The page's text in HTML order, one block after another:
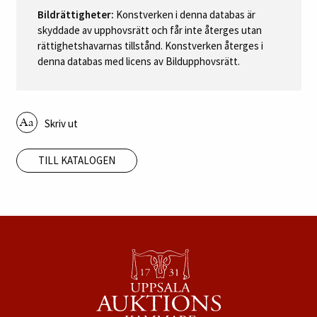
Bildrättigheter: Konstverken i denna databas är
skyddade av upphovsrätt och får inte återges utan
rättighetshavarnas tillstånd. Konstverken återges i
denna databas med licens av Bildupphovsrätt.
Skriv ut
TILL KATALOGEN